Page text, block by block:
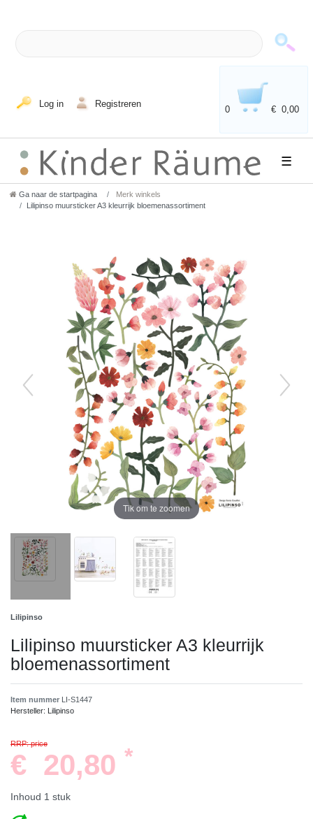
Log in Registreren
0 € 0,00
☰
Ga naar de startpagina
Merk winkels
Lilipinso muursticker A3 kleurrijk bloemenassortiment
Tik om te zoomen
Lilipinso
Lilipinso muursticker A3 kleurrijk
bloemenassortiment
Item nummer LI-S1447
Hersteller: Lilipinso
RRP: price
€ 20,80 *
Inhoud 1 stuk